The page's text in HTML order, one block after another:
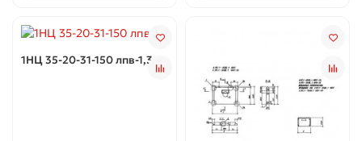
1НЦ 35-20-31-150 лпв-1,3